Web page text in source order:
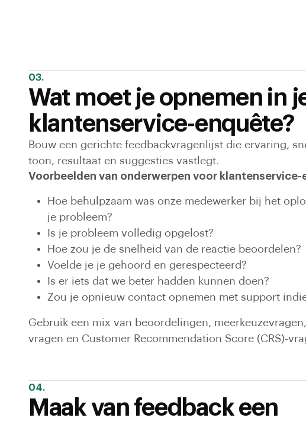
03.
Wat moet je opnemen in
klantenservice-enquête?
Bouw een gerichte feedbackvragenlijst die ervaring,
toon, resultaat en suggesties vastlegt.
Voorbeelden van onderwerpen voor klantenservice-
Hoe behulpzaam was onze medewerker bij het
je probleem?
Is je probleem volledig opgelost?
Hoe zou je de snelheid van de reactie beoordelen?
Voelde je je gehoord en gerespecteerd?
Is er iets dat we beter hadden kunnen doen?
Zou je opnieuw contact opnemen met support
Gebruik een mix van beoordelingen,
vragen en Customer Recommendation Score (CRS)-
04.
Maak van feedback een